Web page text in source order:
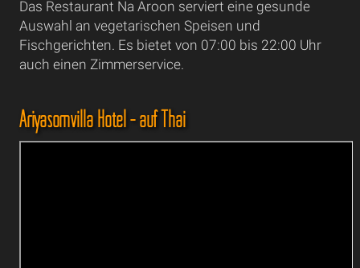
Das Restaurant Na Aroon serviert eine gesunde
Auswahl an vegetarischen Speisen und
Fischgerichten. Es bietet von 07:00 bis 22:00 Uhr
auch einen Zimmerservice.
Ariyasomvilla Hotel - auf Thai